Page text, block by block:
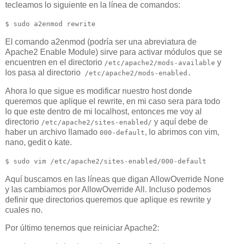
tecleamos lo siguiente en la línea de comandos:
$ sudo a2enmod rewrite
El comando a2enmod (podría ser una abreviatura de
Apache2 Enable Module) sirve para activar módulos que se
encuentren en el directorio /etc/apache2/mods-available y
los pasa al directorio /etc/apache2/mods-enabled.
Ahora lo que sigue es modificar nuestro host donde
queremos que aplique el rewrite, en mi caso sera para todo
lo que este dentro de mi localhost, entonces me voy al
directorio /etc/apache2/sites-enabled/ y aquí debe de
haber un archivo llamado 000-default, lo abrimos con vim,
nano, gedit o kate.
$ sudo vim /etc/apache2/sites-enabled/000-default
Aquí buscamos en las líneas que digan AllowOverride None
y las cambiamos por AllowOverride All. Incluso podemos
definir que directorios queremos que aplique es rewrite y
cuales no.
Por último tenemos que reiniciar Apache2: